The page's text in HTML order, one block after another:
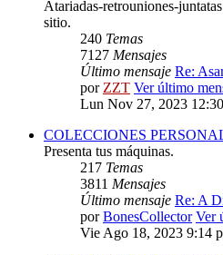
Atariadas-retrouniones-
sitio.
240 Temas
7127 Mensajes
Último mensaje Re:
porZZT Ver último
Lun Nov 27, 2023
COLECCIONES
Presenta tus máquinas.
217 Temas
3811 Mensajes
Último mensaje Re: A
porBonesCollector Ver
Vie Ago 18, 2023 9:14